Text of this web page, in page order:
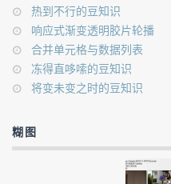
热到不行的豆知识
响应式渐变透明胶片轮播
合并单元格与数据列表
冻得直哆嗦的豆知识
将变未变之时的豆知识
糊图